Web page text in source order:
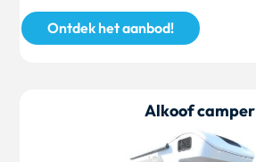
Ontdek het aanbod!
Alkoof camper